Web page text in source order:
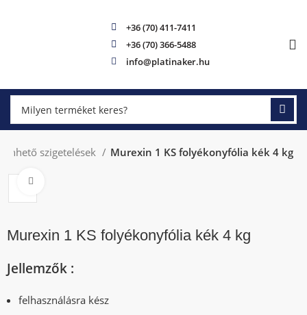
+36 (70) 411-7411
+36 (70) 366-5488
info@platinaker.hu
szigetelések Murexin 1 KS folyékonyfólia kék 4 kg
Murexin 1 KS folyékonyfólia kék 4 kg
Jellemzők :
felhasználásra kész